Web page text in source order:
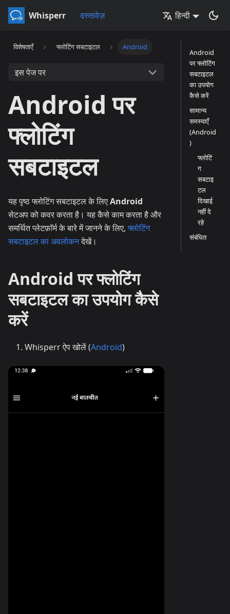
Whisperr दस्तावेज़ हिन्दी
विशेषताएँ फ्लोटिंग सबटाइटल Android
इस पेज पर
Android पर
फ्लोटिंग
सबटाइटल
यह पृष्ठ फ्लोटिंग सबटाइटल के लिएAndroid
सेटअप को कवर करता है। यह कैसे काम करता है और
समर्थित प्लेटफ़ॉर्म के बारे में जानने के लिए,फ्लोटिंग
सबटाइटल का अवलोकनदेखें।
Android पर फ्लोटिंग
सबटाइटल का उपयोग कैसे
करें
Whisperr ऐप खोलें (Android)
Android
पर फ्लोटिंग
सबटाइटल
का उपयोग
कैसे करें
सामान्य
समस्याएँ
(Android
)
फ्लोटिं
ग
सबटाइ
टल
दिखाई
नहीं दे
रहे
संबंधित